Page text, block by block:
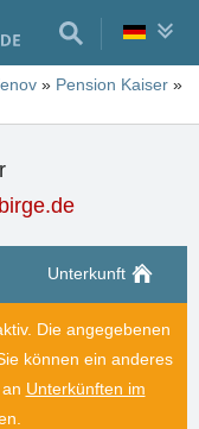
» Pension Kaiser »
Unterkunft
Die angegebenen
können ein anderes
Unterkünften im